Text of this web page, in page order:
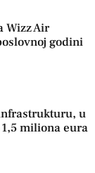
Wizz Air
godini
u
miliona eura